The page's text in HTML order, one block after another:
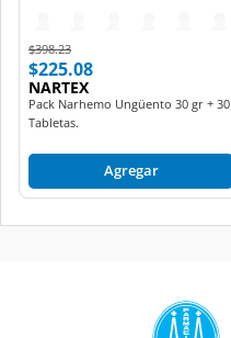
Price reduced from
$398.23to
$225.08
NARTEX
Pack Narhemo Ungüento 30 gr + 30
Tabletas.
Agregar